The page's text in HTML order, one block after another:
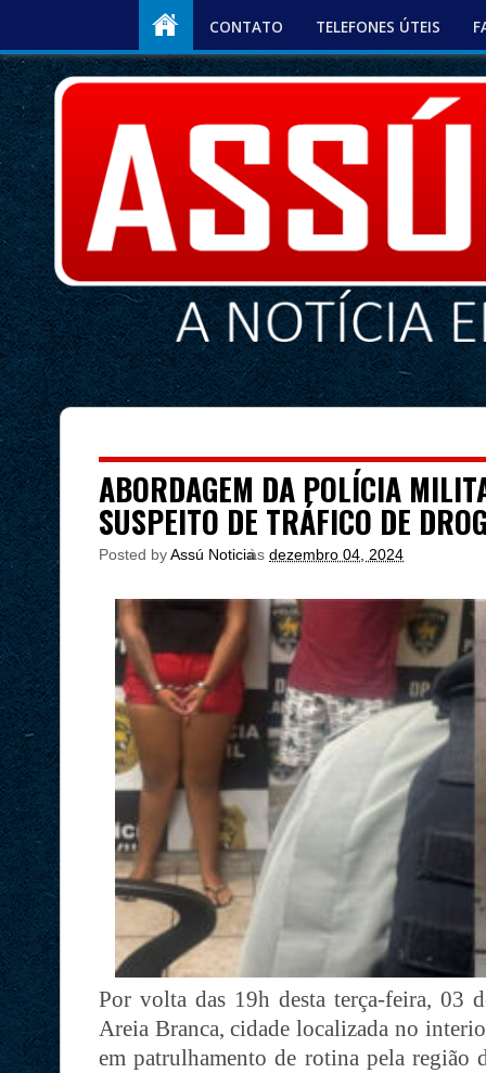
CONTATO TELEFONES ÚTEIS
ABORDAGEM DA POLÍCIA
SUSPEITO DE TRÁFICO DE
Posted byAssú Noticia
às dezembro 04, 2024
Por volta das 19h desta terça-feira, 03
Areia Branca, cidade localizada no
em patrulhamento de rotina pela